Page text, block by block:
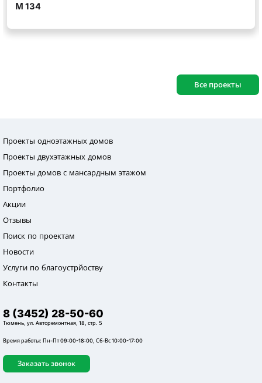
Все проекты
Проекты одноэтажных домов
Проекты двухэтажных домов
Проекты домов с мансардным этажом
Портфолио
Акции
Отзывы
Поиск по проектам
Новости
Услуги по благоустрйоству
Контакты
8 (3452) 28-50-60
Тюмень, ул. Авторемонтная, 18, стр. 5
Время работы: Пн-Пт 09:00-18:00, Сб-Вс 10:00-17:00
Заказать звонок